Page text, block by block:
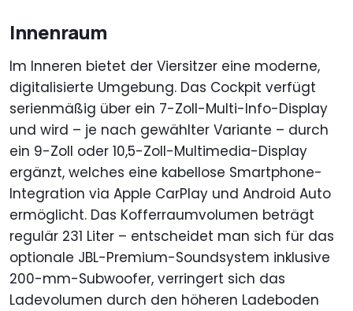
Innenraum
Im Inneren bietet der Viersitzer eine moderne,
digitalisierte Umgebung. Das Cockpit verfügt
serienmäßig über ein 7-Zoll-Multi-Info-Display
und wird – je nach gewählter Variante – durch
ein 9-Zoll oder 10,5-Zoll-Multimedia-Display
ergänzt, welches eine kabellose Smartphone-
Integration via Apple CarPlay und Android Auto
ermöglicht. Das Kofferraumvolumen beträgt
regulär 231 Liter – entscheidet man sich für das
optionale JBL-Premium-Soundsystem inklusive
200-mm-Subwoofer, verringert sich das
Ladevolumen durch den höheren Ladeboden